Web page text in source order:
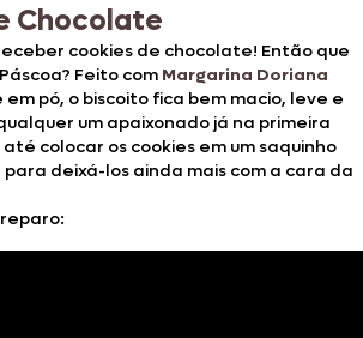
Chocolate
cookies de chocolate! Então que
Feito com Margarina Doriana
pó, o biscoito fica bem macio, leve e
um apaixonado já na primeira
colocar os cookies em um saquinho
deixá-los ainda mais com a cara da